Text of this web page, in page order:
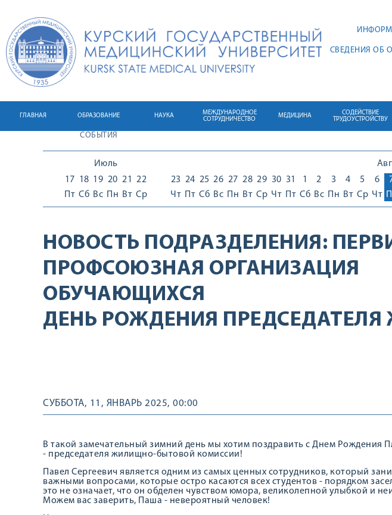
СВЕДЕНИЯ ОБ
ГЛАВНАЯ ОБРАЗОВАНИЕ НАУКА
МЕЖДУНАРОДНОЕ
СОТРУДНИЧЕСТВО
МЕДИЦИНА
СОДЕЙСТВИЕ
ТРУДОУСТРОЙСТВУ
СОБЫТИЯ
Июль
17
Пт
18
Сб
19
Вс
20
Пн
21
Вт
22
Ср
23
Чт
24
Пт
25
Сб
26
Вс
27
Пн
28
Вт
29
Ср
30
Чт
31
Пт
1
Сб
2
Вс
3
Пн
4
Вт
5
Ср
6
Чт
НОВОСТЬ ПОДРАЗДЕЛЕНИЯ:
ПРОФСОЮЗНАЯ ОРГАНИЗАЦИЯ
ОБУЧАЮЩИХСЯ
ДЕНЬ РОЖДЕНИЯ ПРЕДСЕДАТЕЛЯ
СУББОТА, 11, ЯНВАРЬ 2025, 00:00
В такой замечательный зимний день мы хотим поздравить с Днем Рождения
- председателя жилищно-бытовой комиссии!
Павел Сергеевич является одним из самых ценных сотрудников, который
важными вопросами, которые остро касаются всех студентов - порядком
это не означает, что он обделен чувством юмора, великолепной улыбкой и
Можем вас заверить, Паша - невероятный человек!